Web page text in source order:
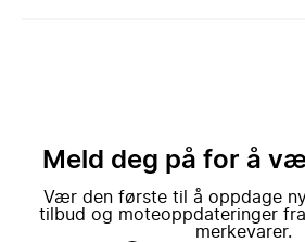
Meld deg på for å
Vær den første til å oppdage
tilbud og moteoppdateringer
merkevarer.